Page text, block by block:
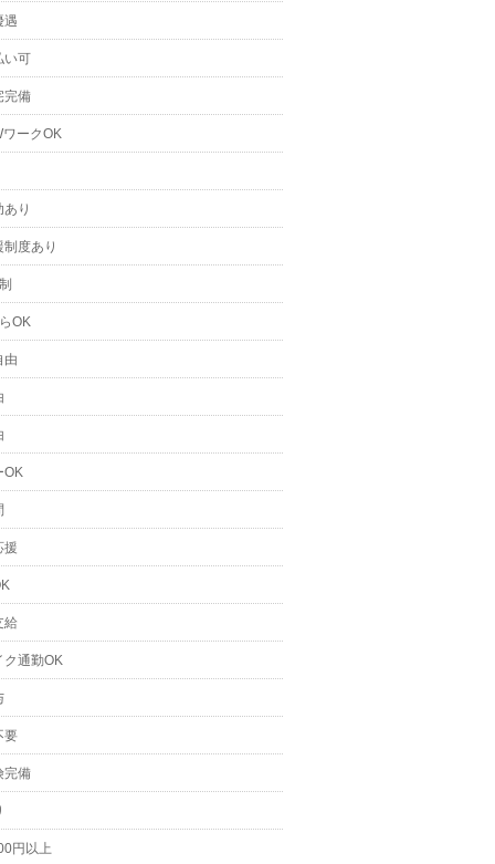
遇
い可
完備
ワークOK
り
度あり
OK
由
OK
援
給
ク通勤OK
要
完備
円以上